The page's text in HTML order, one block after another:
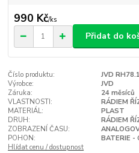
990 Kč/ks
Přidat do
Číslo produktu:
JVD RH78.1
Výrobce:
JVD
Záruka:
24 měsíců
VLASTNOSTI:
RÁDIEM
MATERIÁL:
PLAST
DRUH:
RÁDIEM
ZOBRAZENÍ ČASU:
POHON:
BATERIE -
Hlídat cenu / dostupnost